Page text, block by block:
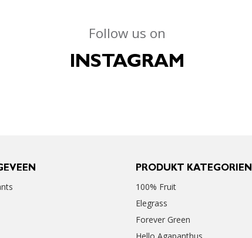
Follow us on
INSTAGRAM
PRODUKT KATEGORIEN
100% Fruit
Elegrass
Forever Green